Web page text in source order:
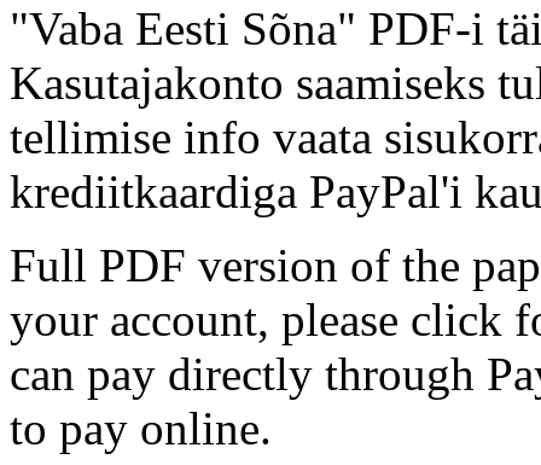
"Vaba Eesti Sõna" PDF-i
Kasutajakonto saamiseks
tellimise info vaata
krediitkaardiga PayPal'i
Full PDF version of the
your account, please click
can pay directly through
to pay online.